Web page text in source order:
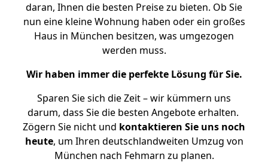
daran, Ihnen die besten Preise zu bieten. Ob Sie
nun eine kleine Wohnung haben oder ein großes
Haus in München besitzen, was umgezogen
werden muss.
Wir haben immer die perfekte Lösung für Sie.
Sparen Sie sich die Zeit – wir kümmern uns
darum, dass Sie die besten Angebote erhalten.
Zögern Sie nicht und kontaktieren Sie uns noch
heute, um Ihren deutschlandweiten Umzug von
München nach Fehmarn zu planen.